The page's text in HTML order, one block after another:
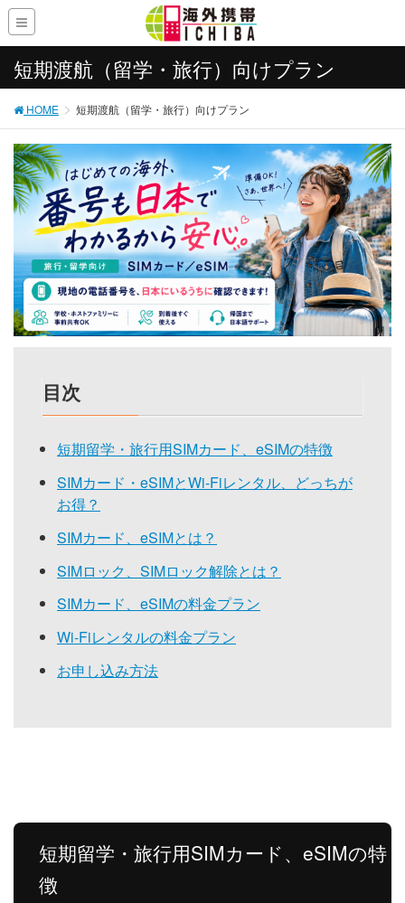
短期渡航（留学・旅行）向けプラン
HOME 短期渡航（留学・旅行）向けプラン
目次
短期留学・旅行用SIMカード、eSIMの特徴
SIMカード・eSIMとWi-Fiレンタル、どっちが
お得？
SIMカード、eSIMとは？
SIMロック、SIMロック解除とは？
SIMカード、eSIMの料金プラン
Wi-Fiレンタルの料金プラン
お申し込み方法
短期留学・旅行用SIMカード、eSIMの特
徴